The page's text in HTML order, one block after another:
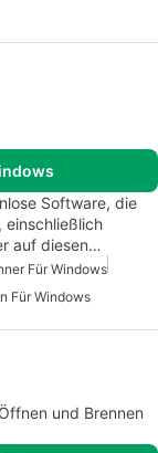
Software, die
einschließlich
auf diesen…
Für Windows
Für Windows
und Brennen